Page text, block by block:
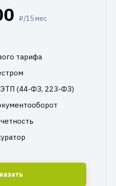
₽/15 мес
тарифа
(44-ФЗ, 223-ФЗ)